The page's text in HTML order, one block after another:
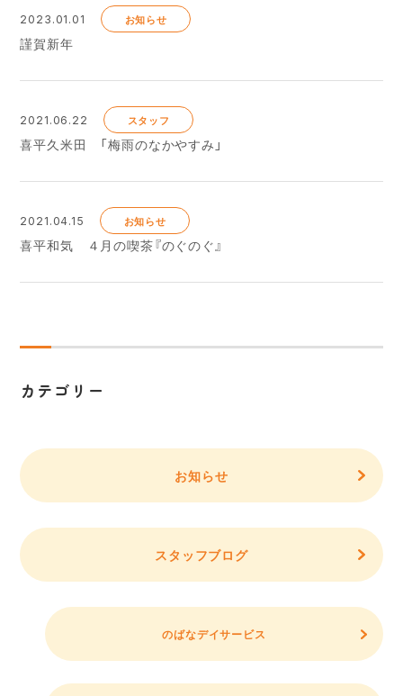
2023.01.01 お知らせ
謹賀新年
2021.06.22 スタッフ
喜平久米田 「梅雨のなかやすみ」
2021.04.15 お知らせ
喜平和気 ４月の喫茶『のぐのぐ』
カテゴリー
お知らせ
スタッフブログ
のばなデイサービス